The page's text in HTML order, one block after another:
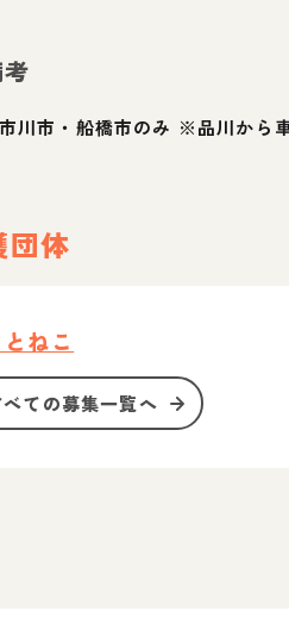
川市・船橋市のみ ※品川から
体
ねこ
ての募集一覧へ